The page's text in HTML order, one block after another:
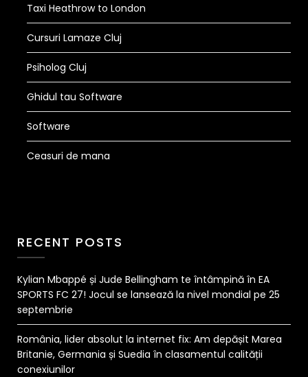
Taxi Heathrow to London
Cursuri Lamaze Cluj
Psiholog Cluj
Ghidul tau Software
Software
Ceasuri de mana
RECENT POSTS
Kylian Mbappé și Jude Bellingham te întâmpină în EA
SPORTS FC 27! Jocul se lansează la nivel mondial pe 25
septembrie
România, lider absolut la internet fix: Am depășit Marea
Britanie, Germania și Suedia în clasamentul calității
conexiunilor